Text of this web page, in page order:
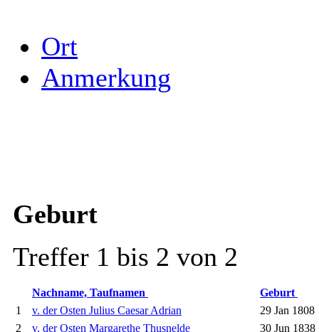
Ort
Anmerkung
Geburt
Treffer 1 bis 2 von 2
Nachname, Taufnamen
Geburt
1
v. der Osten Julius Caesar Adrian
29 Jan 1808
2
v. der Osten Margarethe Thusnelde 30 Jun 1838